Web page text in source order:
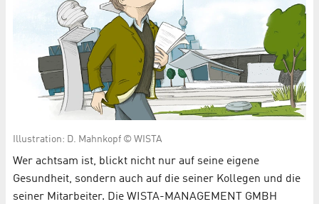
Illustration: D. Mahnkopf © WISTA
Wer achtsam ist, blickt nicht nur auf seine eigene
Gesundheit, sondern auch auf die seiner Kollegen und die
seiner Mitarbeiter. Die WISTA-MANAGEMENT GMBH